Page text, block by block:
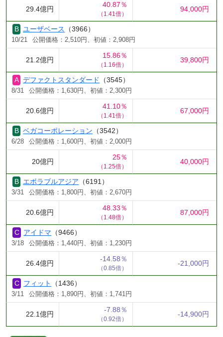
29.4億円
40.87％
（1.41倍）
94,000円
ユーザベース （3966）
10/21 公開価格：2,510円、初値：2,908円
21.2億円
15.86％
（1.16倍）
39,800円
デファクトスタンダード （3545）
8/31 公開価格：1,630円、初値：2,300円
20.6億円
41.10％
（1.41倍）
67,000円
ベガコーポレーション （3542）
6/28 公開価格：1,600円、初値：2,000円
20億円
25％
（1.25倍）
40,000円
エボラブルアジア （6191）
3/31 公開価格：1,800円、初値：2,670円
20.6億円
48.33％
（1.48倍）
87,000円
アイドマ （9466）
3/18 公開価格：1,440円、初値：1,230円
26.4億円
-14.58％
（0.85倍）
-21,000円
フィット （1436）
3/11 公開価格：1,890円、初値：1,741円
22.1億円
-7.88％
（0.92倍）
-14,900円